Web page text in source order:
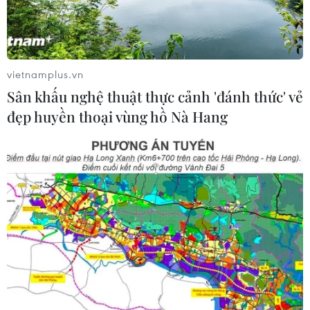
06/08/2026 22:52
Chủ tịch Quốc hội Trần Thanh Mẫn
tiếp Đại sứ Hoa Kỳ Jennifer Wicks
06/08/2026 13:43
Tổng thống Trump bác tin Mỹ thiếu
hụt vũ khí vì chiến dịch Trung Đông
06/08/2026 09:40
Mỹ điều tra sự cố hàng không liên
quan đến trực thăng chở Tổng thống
Trump
06/08/2026 04:38
vietnamplus.vn
Sân khấu nghệ thuật thực cảnh 'đánh thức' vẻ
đẹp huyền thoại vùng hồ Nà Hang